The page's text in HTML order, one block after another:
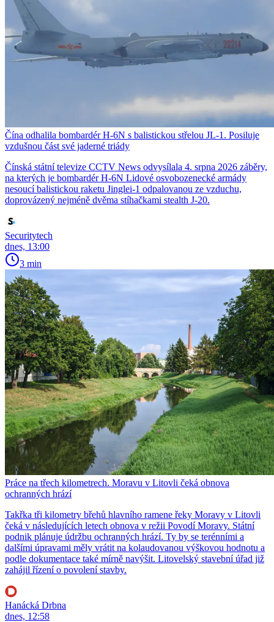
Čína odhalila bombardér H-6N s balistickou střelou JL-1. Posiluje
vzdušnou část své jaderné triády
Čínská státní televize CCTV News odvysílala 4. srpna 2026 záběry,
na kterých je bombardér H-6N Lidové osvobozenecké armády
nesoucí balistickou raketu Jinglei-1 odpalovanou ze vzduchu,
doprovázený nejméně dvěma stíhačkami stealth J-20.
Securitytech
dnes, 13:00
3 min
Práce na třech kilometrech. Moravu v Litovli čeká obnova
ochranných hrází
Takřka tři kilometry břehů hlavního ramene řeky Moravy v Litovli
čeká v následujících letech obnova v režii Povodí Moravy. Státní
podnik plánuje údržbu ochranných hrází. Ty by se terénními a
dalšími úpravami měly vrátit na kolaudovanou výškovou hodnotu a
podle dokumentace také mírně navýšit. Litovelský stavební úřad již
zahájil řízení o povolení stavby.
Hanácká Drbna
dnes, 12:58